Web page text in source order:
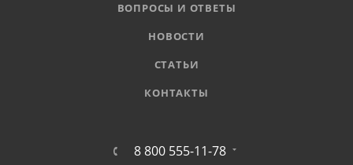
ВОПРОСЫ И ОТВЕТЫ
НОВОСТИ
СТАТЬИ
КОНТАКТЫ
8 800 555-11-78